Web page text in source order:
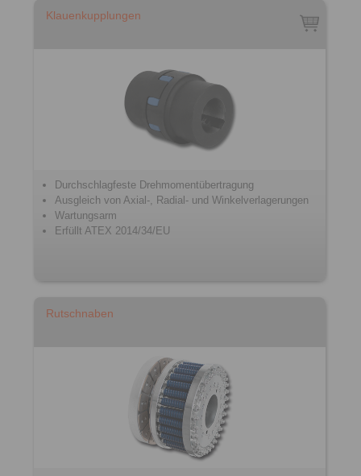
Klauenkupplungen
Durchschlagfeste Drehmomentübertragung
Ausgleich von Axial-, Radial- und Winkelverlagerungen
Wartungsarm
Erfüllt ATEX 2014/34/EU
Rutschnaben